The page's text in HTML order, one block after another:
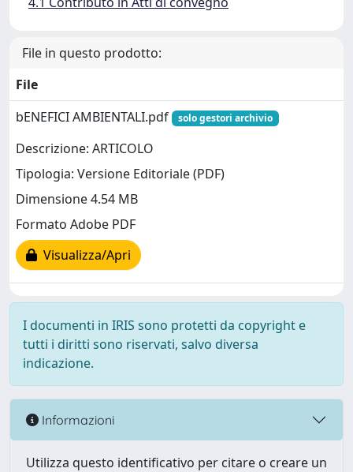
File in questo prodotto:
File
bENEFICI AMBIENTALI.pdf
solo gestori archivio
Descrizione: ARTICOLO
Tipologia: Versione Editoriale (PDF)
Dimensione 4.54 MB
Formato Adobe PDF
Visualizza/Apri
I documenti in IRIS sono protetti da copyright e
tutti i diritti sono riservati, salvo diversa
indicazione.
Informazioni
Utilizza questo identificativo per citare o creare un